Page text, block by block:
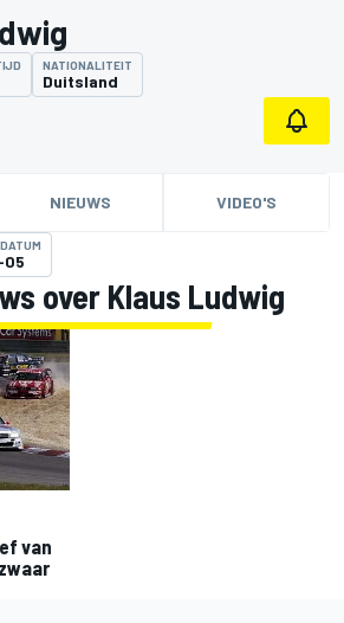
NATIONALITEIT
Duitsland
NIEUWS VIDEO'S
05
over Klaus Ludwig
van